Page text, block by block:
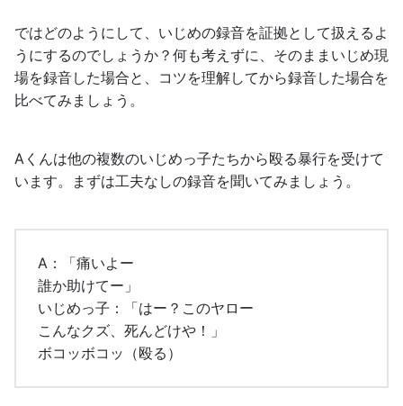
ではどのようにして、いじめの録音を証拠として扱えるよ
うにするのでしょうか？何も考えずに、そのままいじめ現
場を録音した場合と、コツを理解してから録音した場合を
比べてみましょう。
Aくんは他の複数のいじめっ子たちから殴る暴行を受けて
います。まずは工夫なしの録音を聞いてみましょう。
A：「痛いよー
誰か助けてー」
いじめっ子：「はー？このヤロー
こんなクズ、死んどけや！」
ボコッボコッ（殴る）